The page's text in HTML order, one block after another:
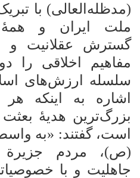
(مدظله‌العالی) با
ملت ایران و همۀ
گسترش عقلانیت
مفاهیم اخلاقی را
سلسله ارزش‌های
اشاره به اینکه
بزرگ‌ترین هدیۀ
است، گفتند: «به
(ص)، مردم جزیرة
جاهلیت و با